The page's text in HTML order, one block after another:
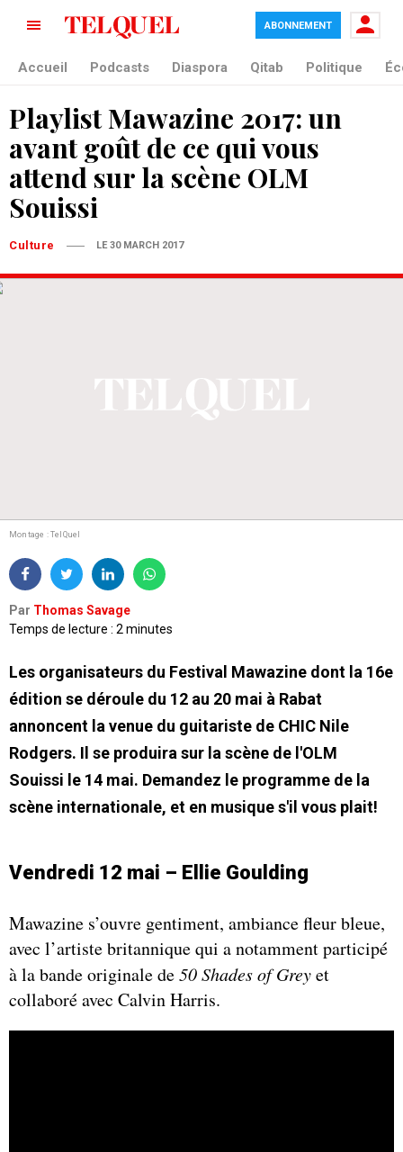
ABONNEMENT
Accueil Podcasts Diaspora Qitab Politique
Playlist Mawazine 2017: un
avant goût de ce qui vous
attend sur la scène OLM
Souissi
Culture LE 30 MARCH 2017
Montage : TelQuel
Par Thomas Savage
Temps de lecture : 2 minutes
Les organisateurs du Festival Mawazine dont la 16e
édition se déroule du 12 au 20 mai à Rabat
annoncent la venue du guitariste de CHIC Nile
Rodgers. Il se produira sur la scène de l'OLM
Souissi le 14 mai. Demandez le programme de la
scène internationale, et en musique s'il vous plait!
Vendredi 12 mai – Ellie Goulding
Mawazine s’ouvre gentiment, ambiance fleur bleue,
avec l’artiste britannique qui a notamment participé
à la bande originale de50 Shades of Greyet
collaboré avec Calvin Harris.